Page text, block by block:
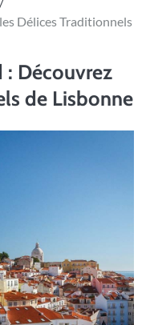
Délices Traditionnels
: Découvrez
de Lisbonne